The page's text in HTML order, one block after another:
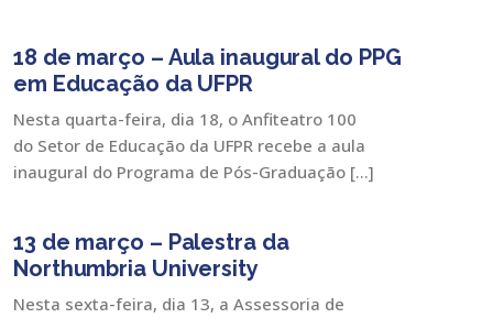
18 de março – Aula inaugural do PPG
em Educação da UFPR
Nesta quarta-feira, dia 18, o Anfiteatro 100
do Setor de Educação da UFPR recebe a aula
inaugural do Programa de Pós-Graduação […]
13 de março – Palestra da
Northumbria University
Nesta sexta-feira, dia 13, a Assessoria de